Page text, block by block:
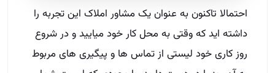
احتمالا تاکنون به عنوان یک مشاور املاک این تجربه را
داشته اید که وقتی به محل کار خود میایید و در شروع
روز کاری خود لیستی از تماس ها و پیگیری های مربوط